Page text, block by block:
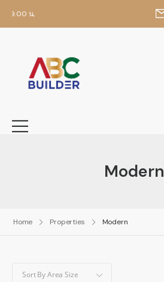
น,
Modern
Home Properties Modern
Sort ByArea Size